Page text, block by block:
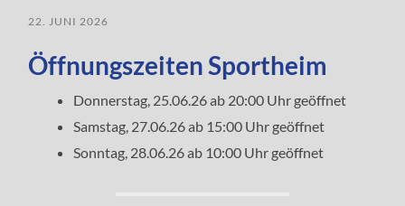
22. JUNI 2026
Öffnungszeiten Sportheim
Donnerstag, 25.06.26 ab 20:00 Uhr geöffnet
Samstag, 27.06.26 ab 15:00 Uhr geöffnet
Sonntag, 28.06.26 ab 10:00 Uhr geöffnet